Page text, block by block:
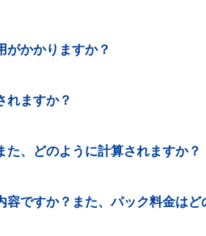
がかかりますか？
れますか？
た、どのように計算されますか？
容ですか？また、パック料金はど